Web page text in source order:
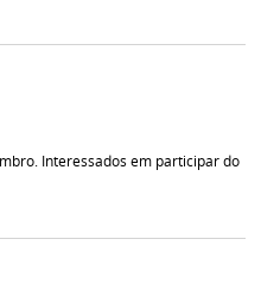
Interessados em participar do